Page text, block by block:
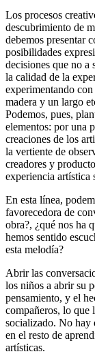
Los procesos
descubrimiento de
debemos presentar
posibilidades
decisiones que no a
la calidad de la
experimentando
madera y un largo
Podemos, pues,
elementos: por una
creaciones de los
la vertiente de
creadores y
experiencia artística
En esta línea,
favorecedora de
obra?, ¿qué nos ha
hemos sentido
esta melodía?
Abrir las
los niños a abrir su
pensamiento, y el
compañeros, lo que
socializado. No hay
en el resto de
artísticas.